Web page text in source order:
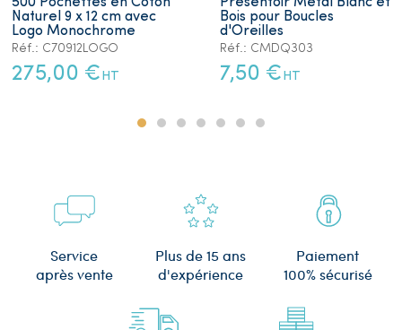
Naturel 9 x 12 cm avec
Logo Monochrome
Réf.: C70912LOGO
275,00 € HT
Bois pour Boucles
d'Oreilles
Réf.: CMDQ303
7,50 € HT
Service
après vente
Plus de 15 ans
d'expérience
Paiement
100% sécurisé